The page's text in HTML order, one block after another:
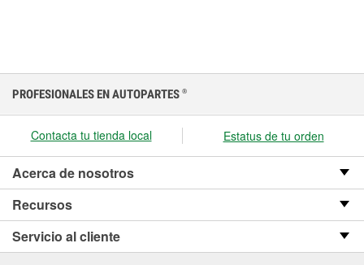
PROFESIONALES EN AUTOPARTES ®
Contacta tu tienda local Estatus de tu orden
Acerca de nosotros
Recursos
Servicio al cliente